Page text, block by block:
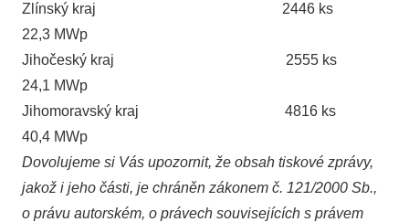
Zlínský kraj 2446 ks
22,3 MWp
Jihočeský kraj 2555 ks
24,1 MWp
Jihomoravský kraj 4816 ks
40,4 MWp
Dovolujeme si Vás upozornit, že obsah tiskové zprávy,
jakož i jeho části, je chráněn zákonem č. 121/2000 Sb.,
o právu autorském, o právech souvisejících s právem